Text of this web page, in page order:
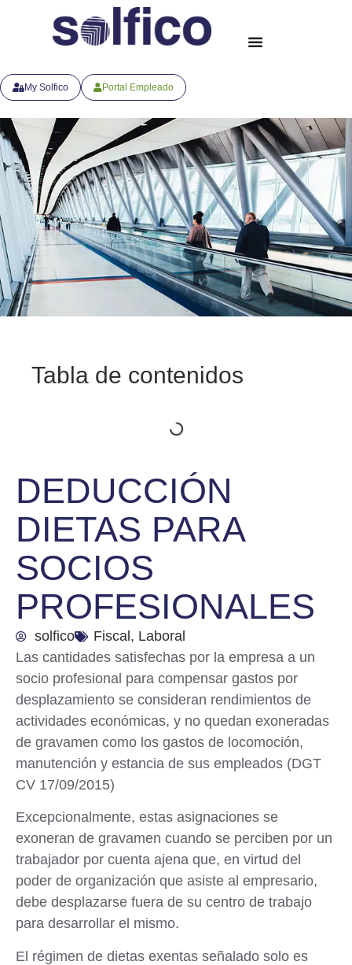
My Solfico Portal Empleado
Tabla de contenidos
DEDUCCIÓN
DIETAS PARA
SOCIOS
PROFESIONALES
solfico Fiscal , Laboral
Las cantidades satisfechas por la empresa a un
socio profesional para compensar gastos por
desplazamiento se consideran rendimientos de
actividades económicas, y no quedan exoneradas
de gravamen como los gastos de locomoción,
manutención y estancia de sus empleados (DGT
CV 17/09/2015)
Excepcionalmente, estas asignaciones se
exoneran de gravamen cuando se perciben por un
trabajador por cuenta ajena que, en virtud del
poder de organización que asiste al empresario,
debe desplazarse fuera de su centro de trabajo
para desarrollar el mismo.
El régimen de dietas exentas señalado solo es